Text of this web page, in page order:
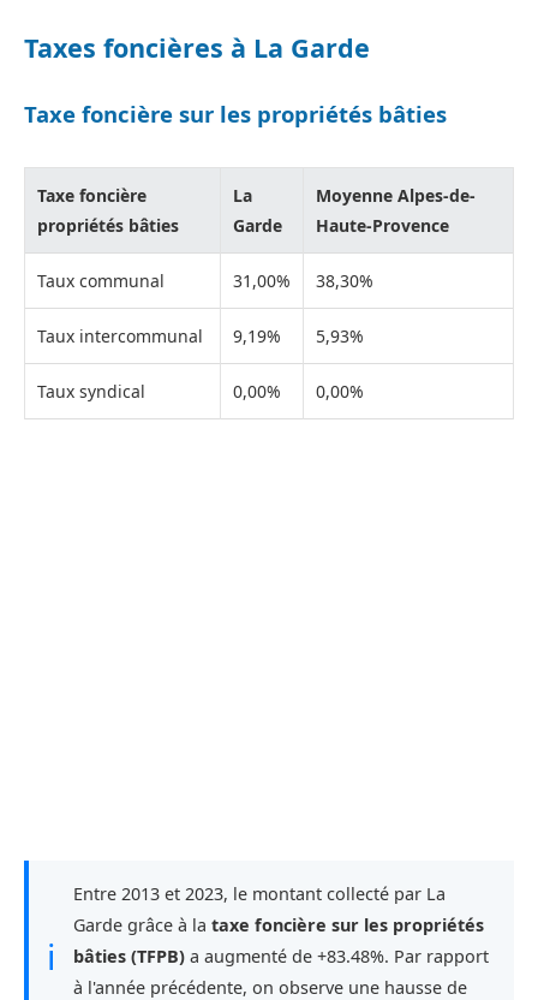
Taxes foncières à La Garde
Taxe foncière sur les propriétés bâties
Taxe foncière
propriétés bâties
La
Garde
Moyenne Alpes-de-
Haute-Provence
Taux communal 31,00% 38,30%
Taux intercommunal 9,19% 5,93%
Taux syndical 0,00% 0,00%
ℹ
Entre 2013 et 2023, le montant collecté par La
Garde grâce à la taxe foncière sur les propriétés
bâties (TFPB) a augmenté de +83.48%. Par rapport
à l'année précédente, on observe une hausse de